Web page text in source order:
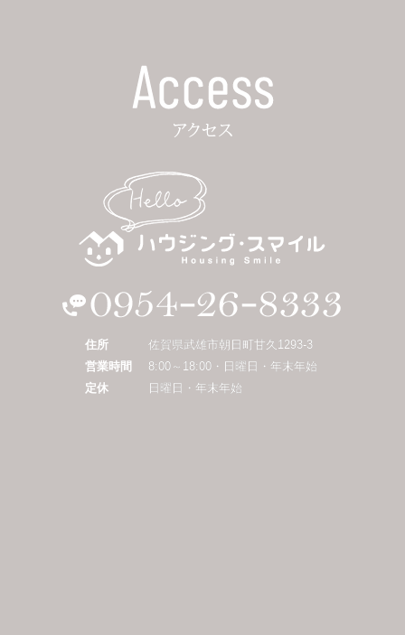
住所
佐賀県武雄市朝日町甘久1293-3
営業時間
8:00～18:00・日曜日・年末年始
定休
日曜日・年末年始